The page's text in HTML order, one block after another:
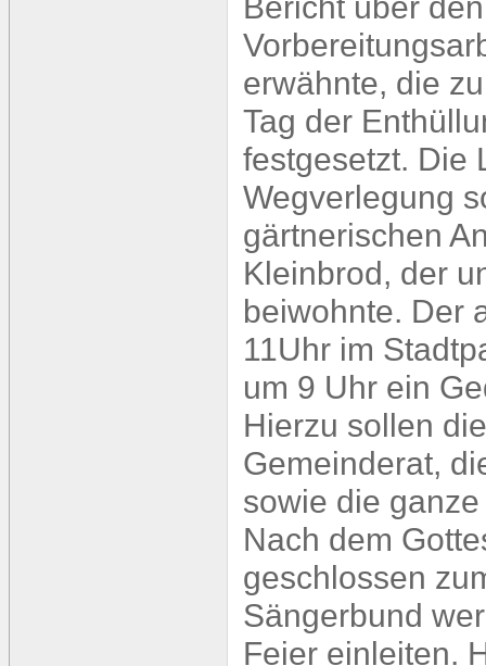
erwähnte, die
Tag der
festgesetzt. Die
Wegverlegung
gärtnerischen
Kleinbrod, der
beiwohnte. Der
11Uhr im
um 9 Uhr ein
Hierzu sollen
Gemeinderat,
sowie die
Nach dem
geschlossen
Sängerbund
Feier einleiten.